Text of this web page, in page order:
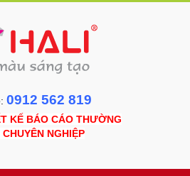
0912 562 819
KẾ BÁO CÁO THƯỜNG
CHUYÊN NGHIỆP